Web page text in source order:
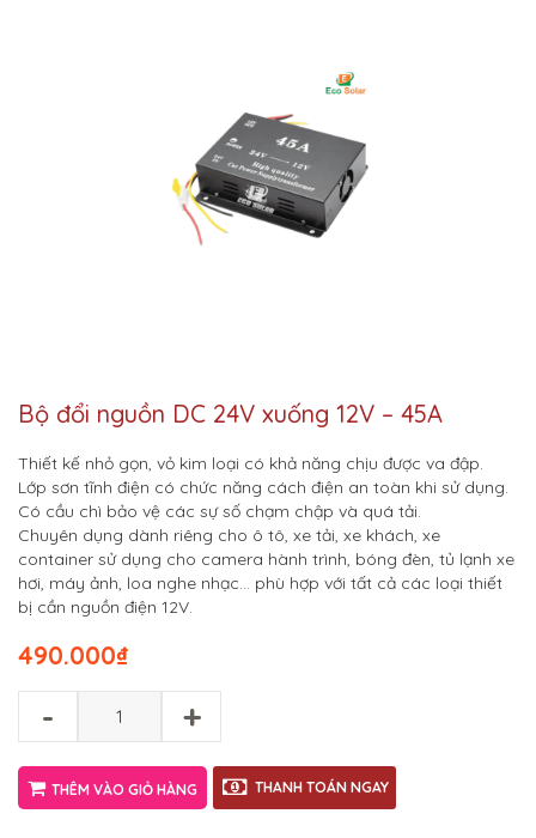
Bộ đổi nguồn DC 24V xuống 12V – 45A
Thiết kế nhỏ gọn, vỏ kim loại có khả năng chịu được va đập.
Lớp sơn tĩnh điện có chức năng cách điện an toàn khi sử dụng.
Có cầu chì bảo vệ các sự số chạm chập và quá tải.
Chuyên dụng dành riêng cho ô tô, xe tải, xe khách, xe
container sử dụng cho camera hành trình, bóng đèn, tủ lạnh xe
hơi, máy ảnh, loa nghe nhạc… phù hợp với tất cả các loại thiết
bị cần nguồn điện 12V.
₫
490.000
- +
THÊM VÀO GIỎ HÀNG THANH TOÁN NGAY